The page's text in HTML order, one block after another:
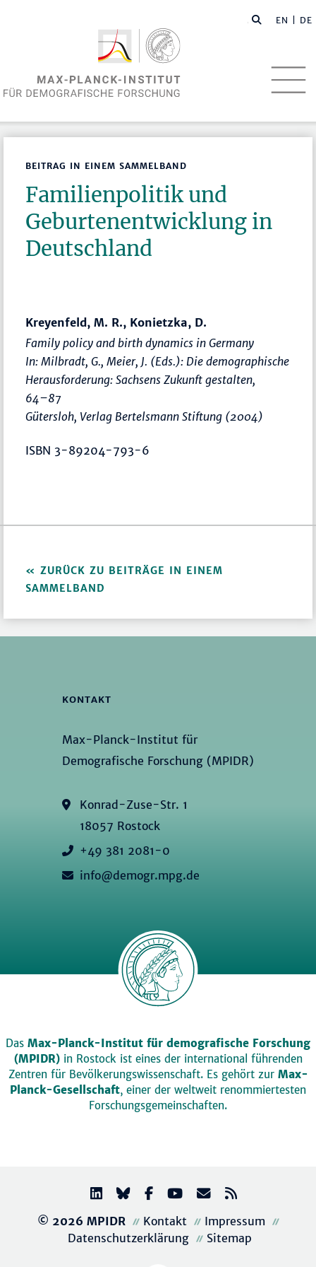
EN | DE
BEITRAG IN EINEM SAMMELBAND
Familienpolitik und
Geburtenentwicklung in
Deutschland
Kreyenfeld, M. R., Konietzka, D.
Family policy and birth dynamics in Germany
In: Milbradt, G., Meier, J. (Eds.): Die demographische
Herausforderung: Sachsens Zukunft gestalten,
64–87
Gütersloh, Verlag Bertelsmann Stiftung (2004)
ISBN 3-89204-793-6
ZURÜCK ZU BEITRÄGE IN EINEM
SAMMELBAND
KONTAKT
Max-Planck-Institut für
Demografische Forschung (MPIDR)
Konrad-Zuse-Str. 1
18057 Rostock
+49 381 2081-0
info@demogr.mpg.de
Das Max-Planck-Institut für demografische Forschung
(MPIDR)in Rostock ist eines der international führenden
Zentren für Bevölkerungswissenschaft. Es gehört zur Max-
Planck-Gesellschaft, einer der weltweit renommiertesten
Forschungsgemeinschaften.
© 2026 MPIDR Kontakt
Impressum
Datenschutzerklärung
Sitemap